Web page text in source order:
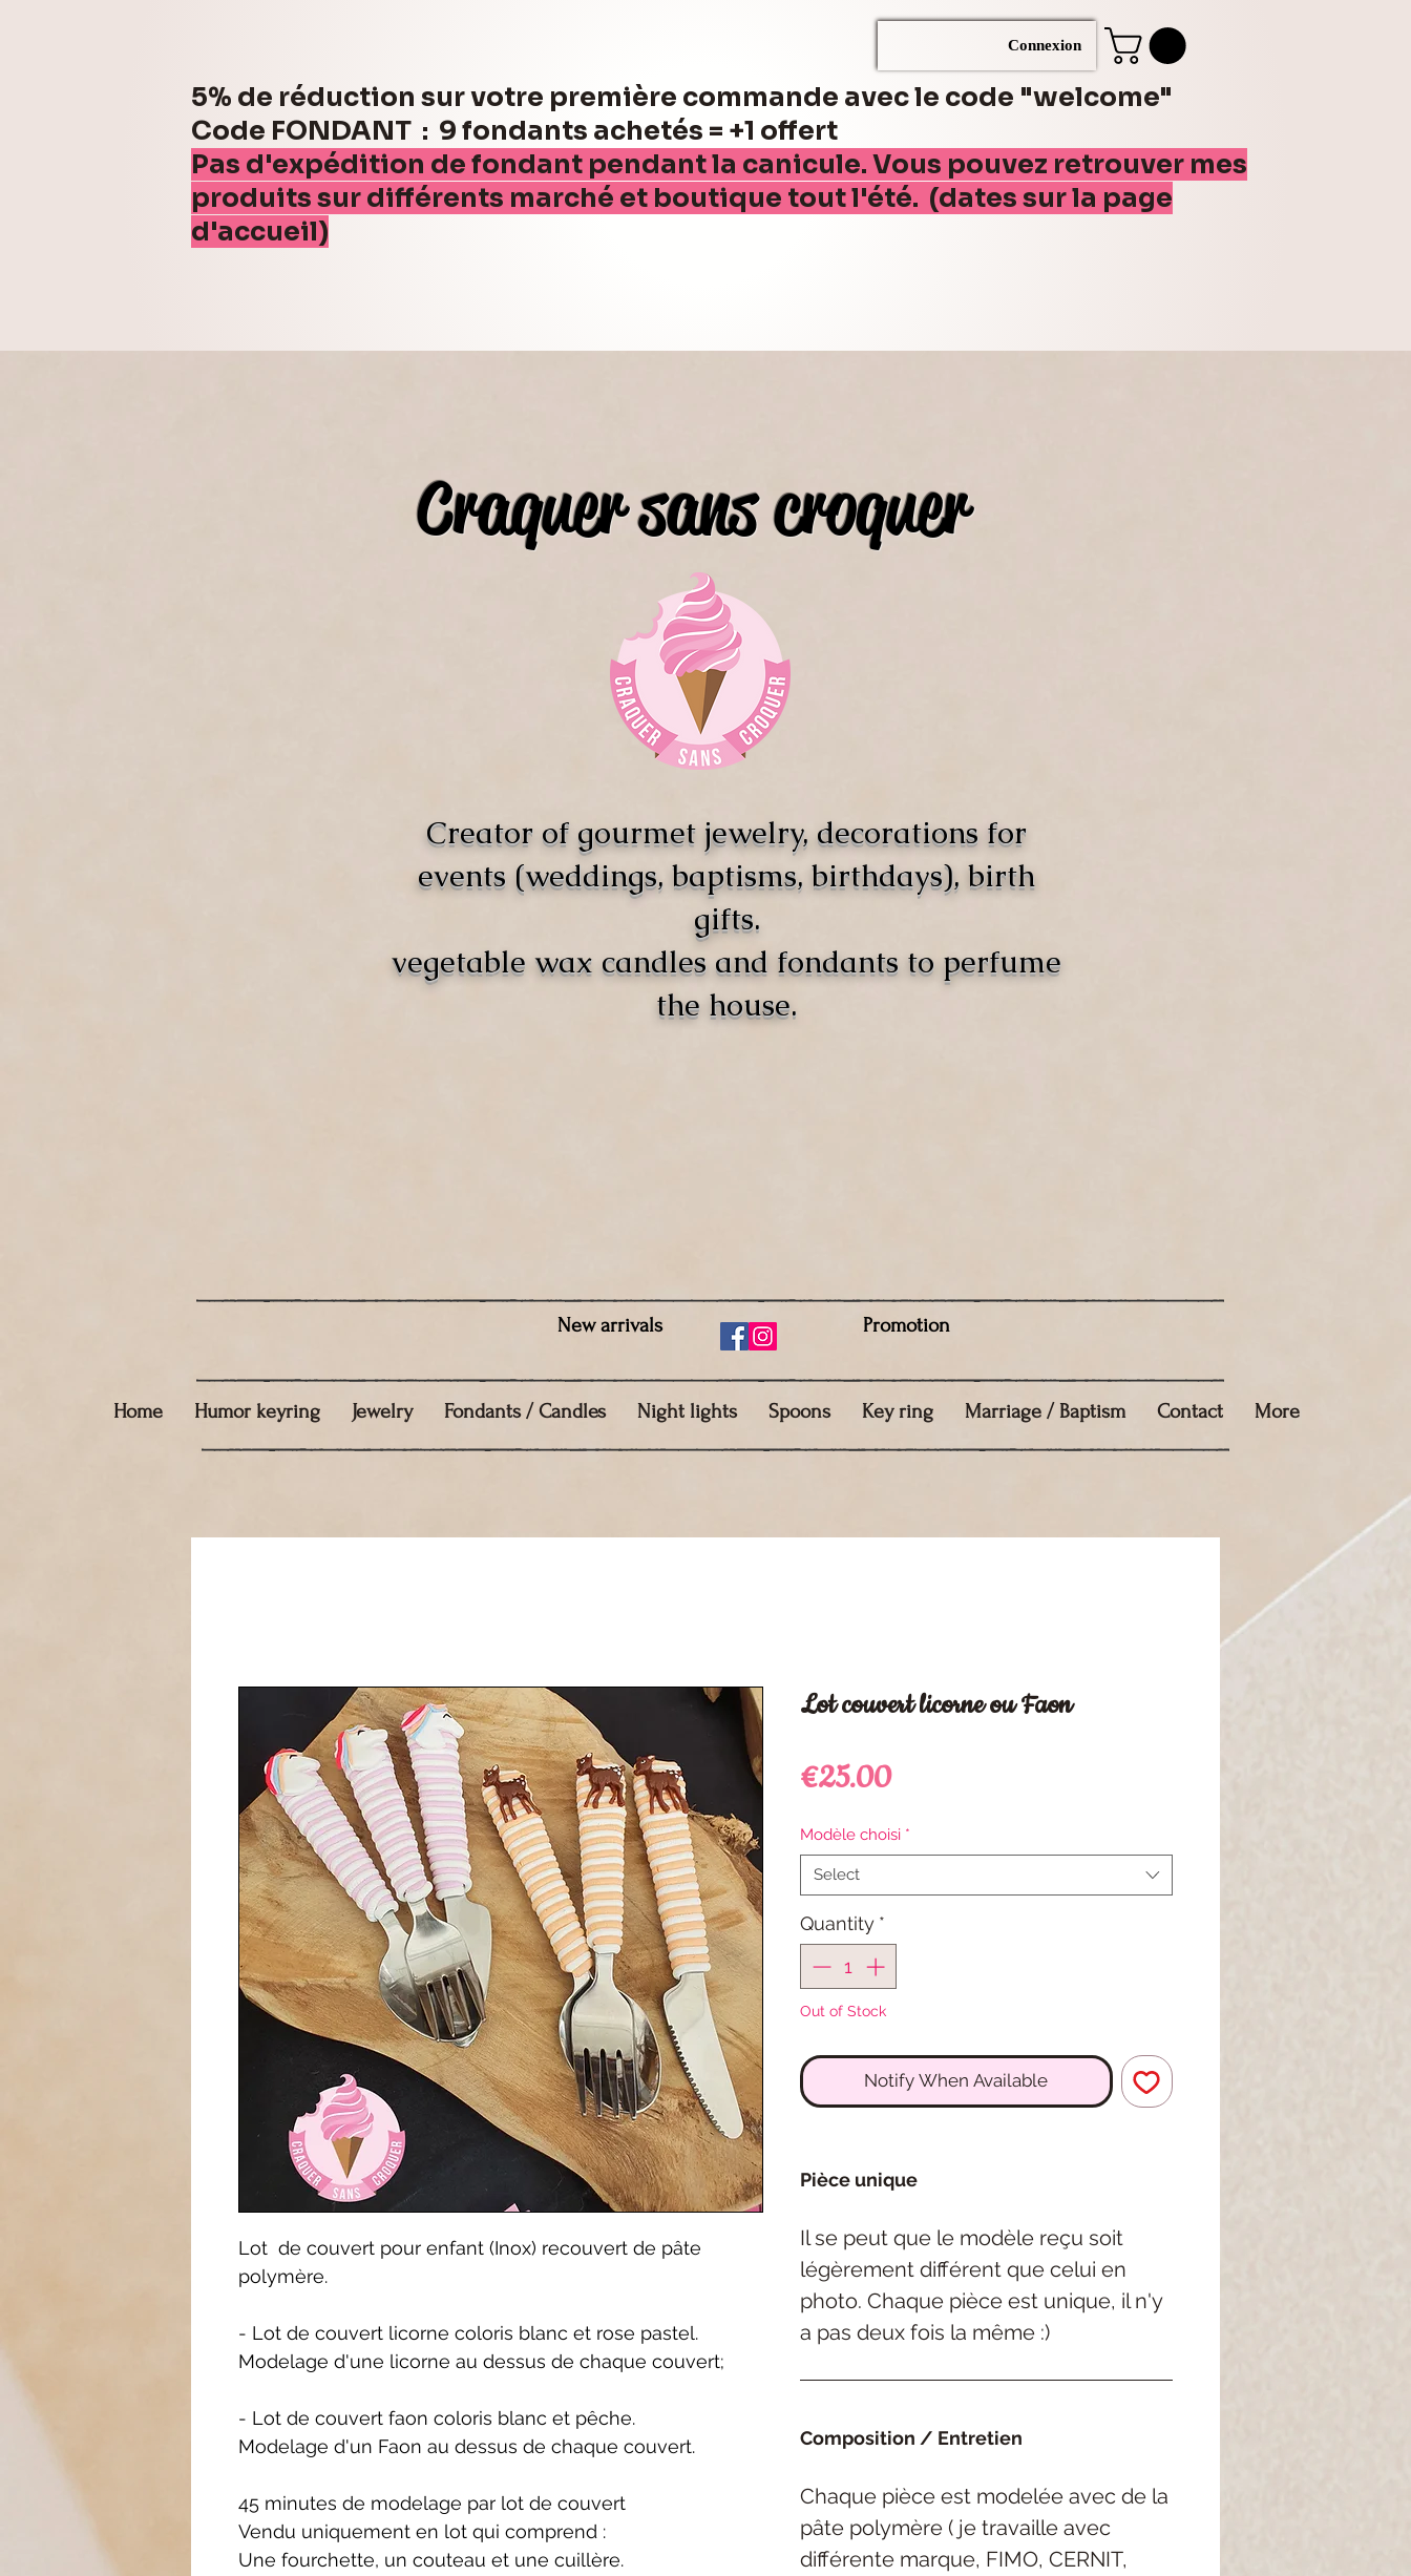
Connexion
5% de réduction sur votre première commande avec le code "welcome"
Code FONDANT : 9 fondants achetés = +1 offert
Pas d'expédition de fondant pendant la canicule. Vous pouvez retrouver mes
produits sur différents marché et boutique tout l'été. (dates sur la page
d'accueil)
Craquer sans croquer
Creator of gourmet jewelry, decorations for
events (weddings, baptisms, birthdays), birth
gifts.
vegetable wax candles and fondants to perfume
the house.
New arrivals Promotion
Home Humor keyring Jewelry Fondants / Candles Night lights Spoons Key ring Marriage / Baptism Contact More
Lot de couvert pour enfant (Inox) recouvert de pâte
polymère.
- Lot de couvert licorne coloris blanc et rose pastel.
Modelage d'une licorne au dessus de chaque couvert;
- Lot de couvert faon coloris blanc et pêche.
Modelage d'un Faon au dessus de chaque couvert.
45 minutes de modelage par lot de couvert
Vendu uniquement en lot qui comprend :
Une fourchette, un couteau et une cuillère.
Lot couvert licorne ou Faon
€25.00Price
Modèle choisi *
Select
Quantity *
Out of Stock
Notify When Available
Pièce unique
Il se peut que le modèle reçu soit
légèrement différent que celui en
photo. Chaque pièce est unique, il n'y
a pas deux fois la même :)
Composition / Entretien
Chaque pièce est modelée avec de la
pâte polymère ( je travaille avec
différente marque, FIMO, CERNIT,